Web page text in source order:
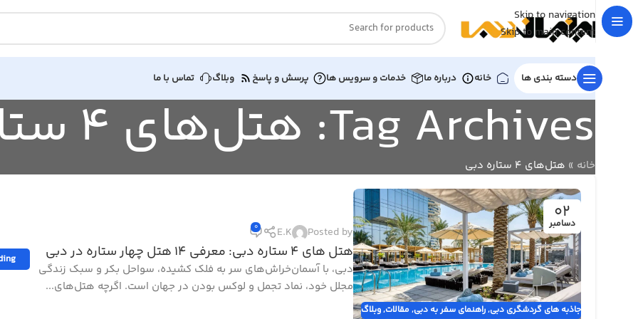
Skip to navigation
Skip to main content
دسته بندی ها خانه درباره ما خدمات و سرویس ها پرسش و پاسخ وبلاگ تماس با ما
Tag Archives: هتل‌های ۴ ستاره دبی
خانه » هتل‌های ۴ ستاره دبی
02
دسامبر
جاذبه های گردشگری دبی,راهنمای سفر به دبی, مقالات,وبلاگ
Posted by
E.K
0
هتل های 4 ستاره دبی: معرفی 14 هتل چهار ستاره در دبی
دبی، با آسمان‌خراش‌های سر به فلک کشیده، سواحل بکر و سبک زندگی
مجلل خود، نماد تجمل و لوکس بودن در جهان است. اگرچه هتل‌های...